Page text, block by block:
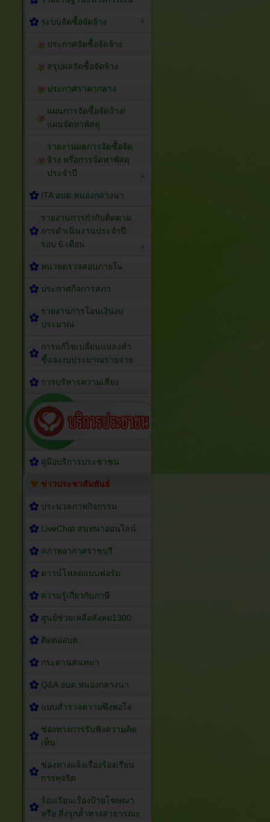
ระบบจัดซื้อจัดจ้าง
ประกาศจัดซื้อจัดจ้าง
สรุปผลจัดซื้อจัดจ้าง
ประกาศราคากลาง
แผนการจัดซื้อจัดจ้าง/
แผนจัดหาพัสดุ
รายงานผลการจัดซื้อจัด
จ้าง หรือการจัดหาพัสดุ
ประจำปี
ITA อบต.หนองกลางนา
รายงานการกำกับติดตาม
การดำเนินงานประจำปี
รอบ 6 เดือน
หน่วยตรวจสอบภายใน
ประกาศกิจการสภา
รายงานการโอนเงินงบ
ประมาณ
การแก้ไขเปลี่ยนแปลงคำ
ชี้แจงงบประมาณรายจ่าย
การบริหารความเสี่ยง
คู่มือบริการประชาชน
ข่าวประชาสัมพันธ์
ประมวลภาพกิจกรรม
LiveChat สนทนาออนไลน์
สภาพอากาศราชบุรี
ดาวน์โหลดแบบฟอร์ม
ความรู้เกี่ยวกับภาษี
ศูนย์ช่วยเหลือสังคม1300
ติดต่ออบต.
กระดานสนทนา
Q&A อบต.หนองกลางนา
แบบสำรวจความพึงพอใจ
ช่องทางการรับฟังความคิด
เห็น
ช่องทางแจ้งเรื่องร้องเรียน
การทุจริต
ร้องเรียนเรื่องป้ายโฆษณา
หรือ สิ่งรุกล้ำทางสาธารณะ